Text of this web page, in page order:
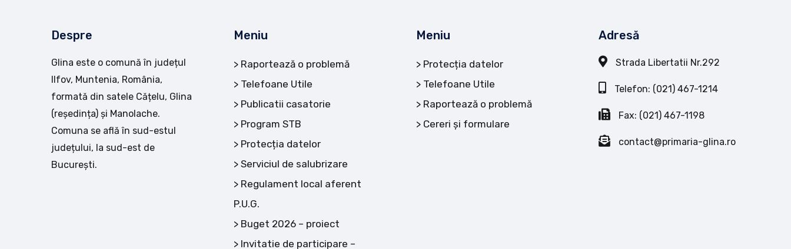
Despre
Glina este o comună în județul
Ilfov, Muntenia, România,
formată din satele Cățelu, Glina
(reședința) și Manolache.
Comuna se află în sud-estul
județului, la sud-est de
București.
Meniu
Raportează o problemă
Telefoane Utile
Publicatii casatorie
Program STB
Protecția datelor
Serviciul de salubrizare
Regulament local aferent
P.U.G.
Buget 2026 – proiect
Invitatie de participare –
Meniu
Protecția datelor
Telefoane Utile
Raportează o problemă
Cereri și formulare
Adresă
Strada Libertatii Nr.292
Telefon: (021) 467-1214
Fax: (021) 467-1198
contact@primaria-glina.ro